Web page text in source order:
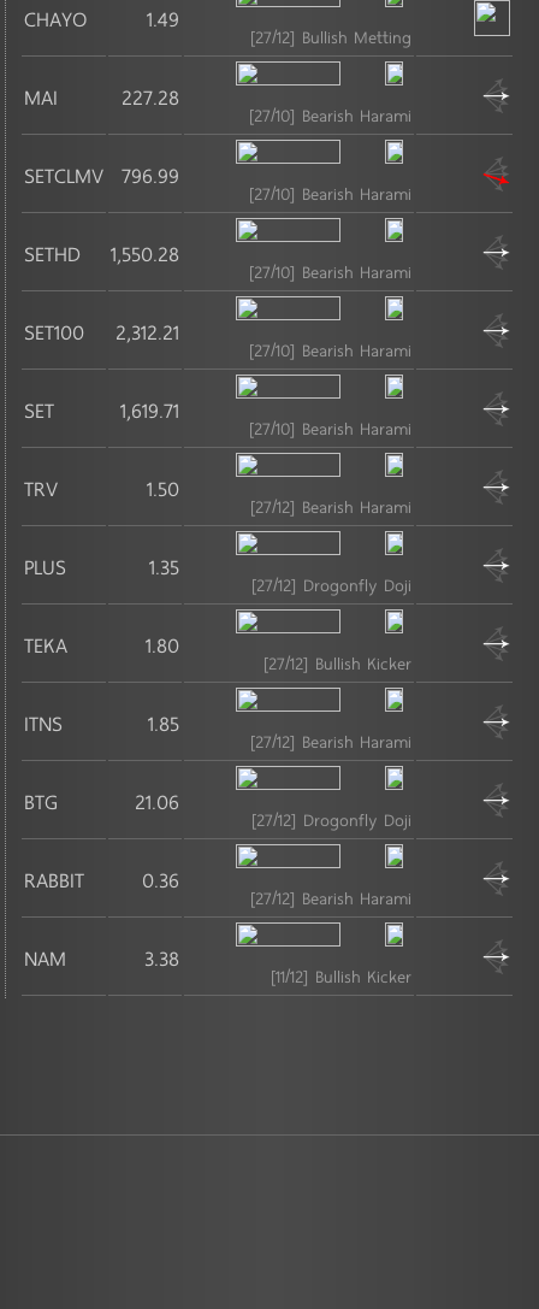
เกษตรและอุตสาหกรรมอาหาร
ธุรกิจการเกษตร
เกษตรและอุตสาหกรรมอาหาร
เทคโนโลยี
MAI
ชิ้นส่วนอิเล็กทรอนิกส์
เทคโนโลยีสารสนเทศและการสื่อสาร
CHAYO 1.49
[27/12] Bullish Metting
MAI 227.28
[27/10] Bearish Harami
SETCLMV 796.99
[27/10] Bearish Harami
SETHD 1,550.28
[27/10] Bearish Harami
SET100 2,312.21
[27/10] Bearish Harami
SET 1,619.71
[27/10] Bearish Harami
TRV 1.50
[27/12] Bearish Harami
PLUS 1.35
[27/12] Drogonfly Doji
TEKA 1.80
[27/12] Bullish Kicker
ITNS 1.85
[27/12] Bearish Harami
BTG 21.06
[27/12] Drogonfly Doji
RABBIT 0.36
[27/12] Bearish Harami
NAM 3.38
[11/12] Bullish Kicker